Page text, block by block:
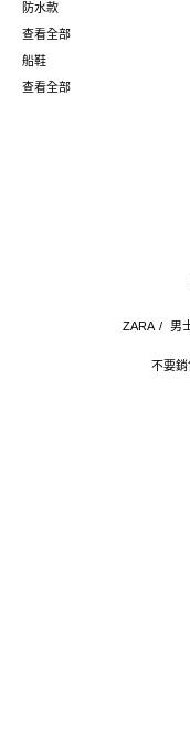
防水款
查看全部
船鞋
查看全部
不要
ZARA / 男